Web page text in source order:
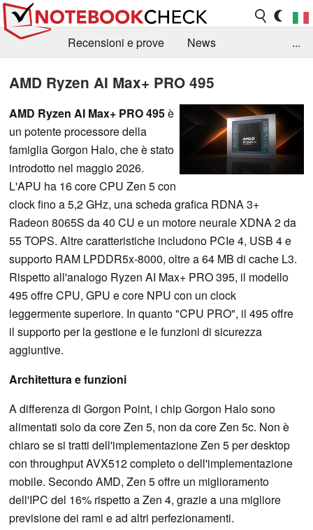
Recensioni e prove
News
Contact
...
AMD Ryzen AI Max+ PRO 495
AMD Ryzen AI Max+ PRO 495è
un potente processore della
famiglia Gorgon Halo, che è stato
introdotto nel maggio 2026.
L'APU ha 16 core CPU Zen 5 con
clock fino a 5,2 GHz, una scheda grafica RDNA 3+
Radeon 8065S da 40 CU e un motore neurale XDNA 2 da
55 TOPS. Altre caratteristiche includono PCIe 4, USB 4 e
supporto RAM LPDDR5x-8000, oltre a 64 MB di cache L3.
Rispetto all'analogo Ryzen AI Max+ PRO 395, il modello
495 offre CPU, GPU e core NPU con un clock
leggermente superiore. In quanto "CPU PRO", il 495 offre
il supporto per la gestione e le funzioni di sicurezza
aggiuntive.
Architettura e funzioni
A differenza di Gorgon Point, i chip Gorgon Halo sono
alimentati solo da core Zen 5, non da core Zen 5c. Non è
chiaro se si tratti dell'implementazione Zen 5 per desktop
con throughput AVX512 completo o dell'implementazione
mobile. Secondo AMD, Zen 5 offre un miglioramento
dell'IPC del 16% rispetto a Zen 4, grazie a una migliore
previsione dei rami e ad altri perfezionamenti.